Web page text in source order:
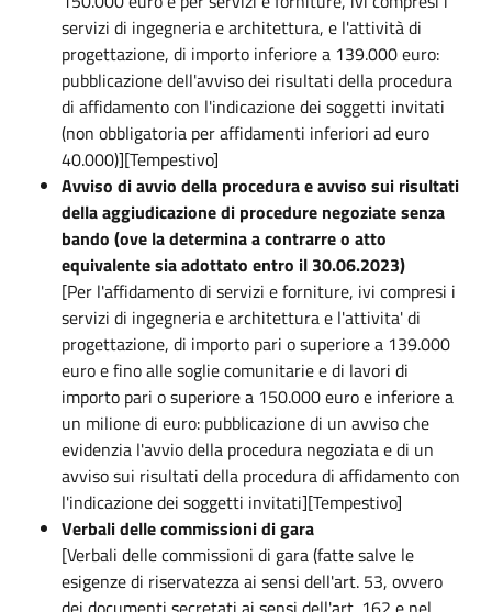
servizi di ingegneria e architettura, e l'attività di
progettazione, di importo inferiore a 139.000 euro:
pubblicazione dell'avviso dei risultati della procedura
di affidamento con l'indicazione dei soggetti invitati
(non obbligatoria per affidamenti inferiori ad euro
40.000)][Tempestivo]
Avviso di avvio della procedura e avviso sui risultati
della aggiudicazione di procedure negoziate senza
bando (ove la determina a contrarre o atto
equivalente sia adottato entro il 30.06.2023)
[Per l'affidamento di servizi e forniture, ivi compresi i
servizi di ingegneria e architettura e l'attivita' di
progettazione, di importo pari o superiore a 139.000
euro e fino alle soglie comunitarie e di lavori di
importo pari o superiore a 150.000 euro e inferiore a
un milione di euro: pubblicazione di un avviso che
evidenzia l'avvio della procedura negoziata e di un
avviso sui risultati della procedura di affidamento con
l'indicazione dei soggetti invitati][Tempestivo]
Verbali delle commissioni di gara
[Verbali delle commissioni di gara (fatte salve le
esigenze di riservatezza ai sensi dell'art. 53, ovvero